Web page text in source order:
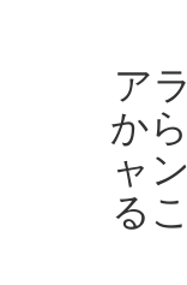
ア
か
ャ
る